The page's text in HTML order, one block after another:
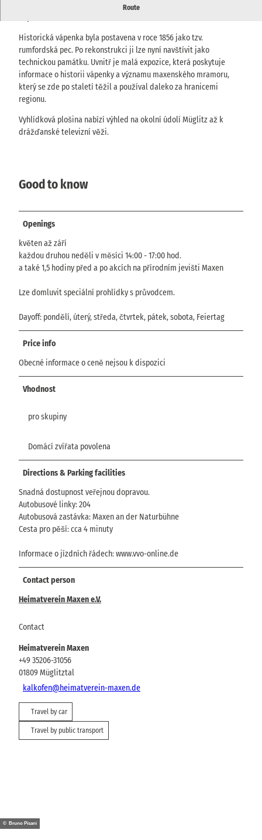
Route
Restaurovaná pec Rumford z roku 1856 s malou expozicí o tradici
Historická vápenka byla postavena v roce 1856 jako tzv.
rumfordská pec. Po rekonstrukci ji lze nyní navštívit jako
technickou památku. Uvnitř je malá expozice, která poskytuje
informace o historii vápenky a významu maxenského mramoru,
který se zde po staletí těžil a používal daleko za hranicemi
regionu.
Vyhlídková plošina nabízí výhled na okolní údolí Müglitz až k
drážďanské televizní věži.
Good to know
Openings
květen až září
každou druhou neděli v měsíci 14:00 - 17:00 hod.
a také 1,5 hodiny před a po akcích na přírodním jevišti Maxen
Lze domluvit speciální prohlídky s průvodcem.
Dayoff: pondělí, úterý, středa, čtvrtek, pátek, sobota, Feiertag
Price info
Obecné informace o ceně nejsou k dispozici
Vhodnost
pro skupiny
Domácí zvířata povolena
Directions & Parking facilities
Snadná dostupnost veřejnou dopravou.
Autobusové linky: 204
Autobusová zastávka: Maxen an der Naturbühne
Cesta pro pěší: cca 4 minuty
Informace o jízdních řádech: www.vvo-online.de
Contact person
Heimatverein Maxen e.V.
Contact
Heimatverein Maxen
+49 35206-31056
01809Müglitztal
kalkofen@heimatverein-maxen.de
Travel by car
Travel by public transport
© Bruno Pisani